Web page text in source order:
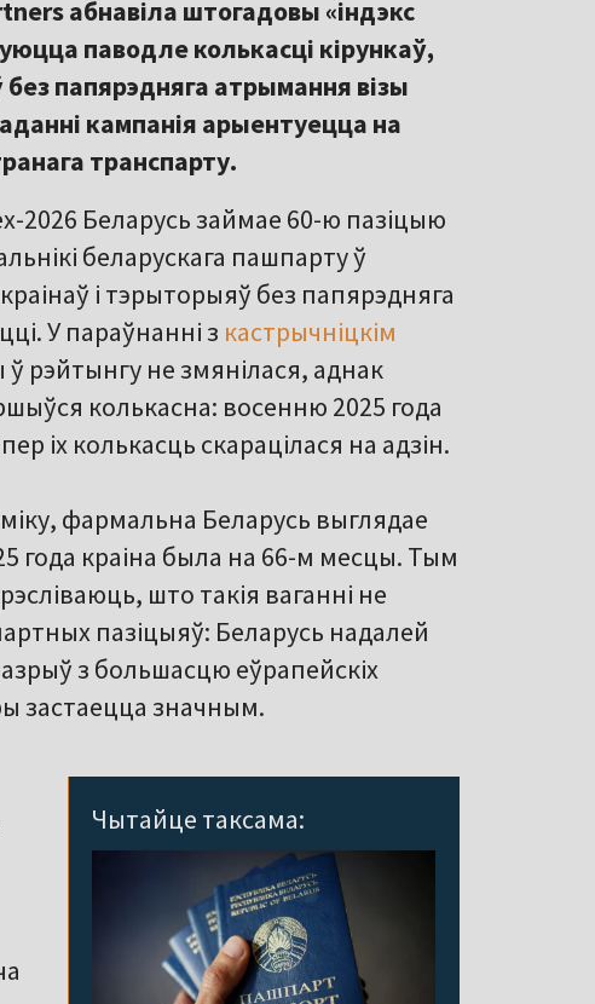
абнавіла штогадовы «індэкс
паводле колькасці кірункаў,
папярэдняга атрымання візы
кампанія арыентуецца на
транспарту.
2026 Беларусь займае 60-ю пазіцыю
беларускага пашпарту ў
і тэрыторыяў без папярэдняга
У параўнанні з кастрычніцкім
рэйтынгу не змянілася, аднак
колькасна: восенню 2025 года
іх колькасць скарацілася на адзін.
фармальна Беларусь выглядае
года краіна была на 66-м месцы. Тым
што такія ваганні не
пазіцыяў: Беларусь надалей
з большасцю еўрапейскіх
застаецца значным.
Чытайце таксама: